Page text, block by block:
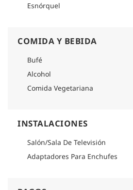
Esnórquel
COMIDA Y BEBIDA
Bufé
Alcohol
Comida Vegetariana
INSTALACIONES
Salón/Sala De Televisión
Adaptadores Para Enchufes